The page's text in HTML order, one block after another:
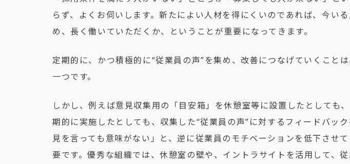
らず、よくお伺いします。新たによい人材を得にくいのであれば、今い
め、長く働いていただくか、ということが重要になってきます。
定期的に、かつ積極的に“従業員の声”を集め、改善につなげていくこと
一つです。
しかし、例えば意見収集用の「目安箱」を休憩室等に設置したとしても
期的に実施したとしても、収集した“従業員の声”に対するフィードバッ
見を言っても意味がない」と、逆に従業員のモチベーションを低下させ
要です。優秀な組織では、休憩室の壁や、イントラサイトを活用して、